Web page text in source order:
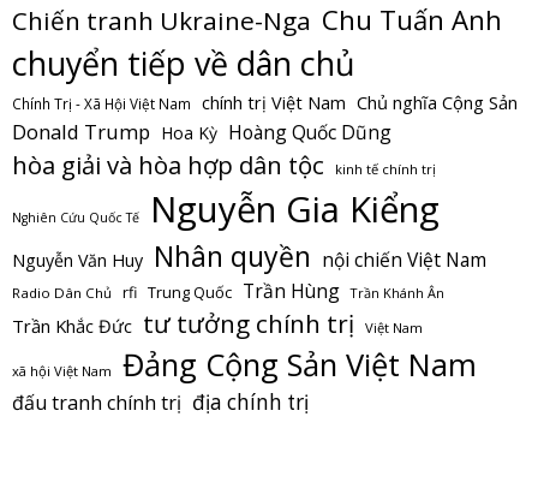
Chiến tranh Ukraine-Nga Chu Tuấn Anh
chuyển tiếp về dân chủ
Chính Trị - Xã Hội Việt Nam chính trị Việt Nam Chủ nghĩa Cộng Sản
Donald Trump Hoa Kỳ Hoàng Quốc Dũng
hòa giải và hòa hợp dân tộc kinh tế chính trị
Nghiên Cứu Quốc Tế Nguyễn Gia Kiểng
Nguyễn Văn Huy Nhân quyền nội chiến Việt Nam
Radio Dân Chủ rfi Trung Quốc Trần Hùng Trần Khánh Ân
Trần Khắc Đức tư tưởng chính trị Việt Nam
xã hội Việt Nam Đảng Cộng Sản Việt Nam
đấu tranh chính trị địa chính trị